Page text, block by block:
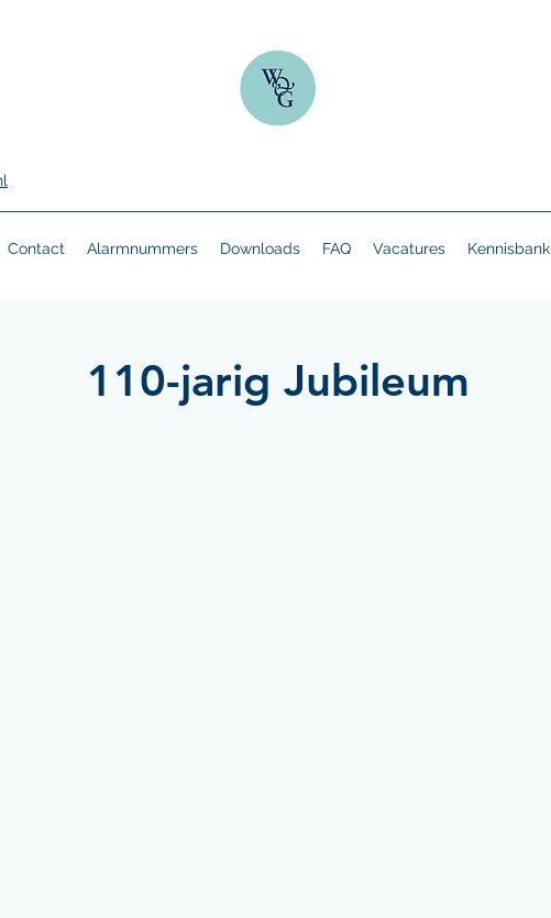
Contact Alarmnummers Downloads FAQ Vacatures Kennisbank
110-jarig Jubileum